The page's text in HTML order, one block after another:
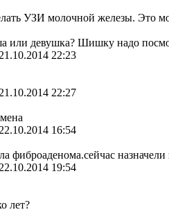
УЗИ молочной железы. Это
девушка? Шишку надо
21.10.2014 22:23
21.10.2014 22:27
22.10.2014 16:54
фиброаденома.сейчас
22.10.2014 19:54
лет?